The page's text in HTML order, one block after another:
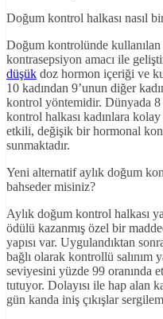
Doğum kontrol halkası nasıl
Doğum kontrolünde
kontrasepsiyon amacı ile
düşük doz hormon içeriği ve
10 kadından 9’unun diğer
kontrol yöntemidir. Dünyada 8
kontrol halkası kadınlara
etkili, değişik bir hormonal
sunmaktadır.
Yeni alternatif aylık doğum
bahseder misiniz?
Aylık doğum kontrol halkası
ödülü kazanmış özel bir
yapısı var. Uygulandıktan
bağlı olarak kontrollü salınım
seviyesini yüzde 99 oranında
tutuyor. Dolayısı ile hap alan
gün kanda iniş çıkışlar